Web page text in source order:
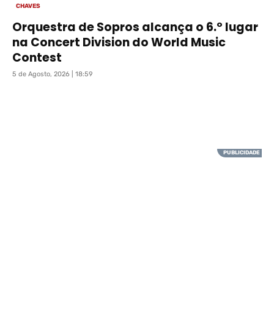
CHAVES
Orquestra de Sopros alcança o 6.º lugar
na Concert Division do World Music
Contest
5 de Agosto, 2026 | 18:59